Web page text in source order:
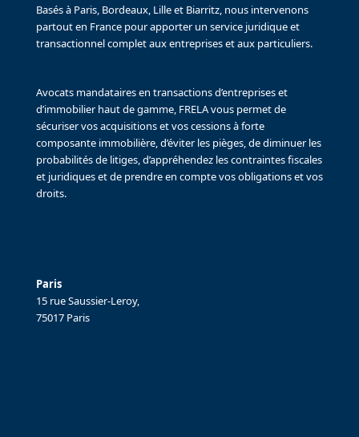
Basés à Paris, Bordeaux, Lille et Biarritz, nous intervenons
partout en France pour apporter un service juridique et
transactionnel complet aux entreprises et aux particuliers.
Avocats mandataires en transactions d’entreprises et
d’immobilier haut de gamme, FRELA vous permet de
sécuriser vos acquisitions et vos cessions à forte
composante immobilière, d’éviter les pièges, de diminuer les
probabilités de litiges, d’appréhendez les contraintes fiscales
et juridiques et de prendre en compte vos obligations et vos
droits.
Paris
15 rue Saussier-Leroy,
75017 Paris